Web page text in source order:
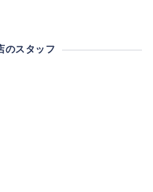
のスタッフ